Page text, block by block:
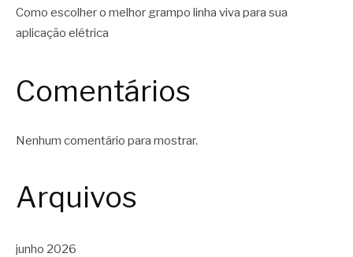
Como escolher o melhor grampo linha viva para sua
aplicação elétrica
Comentários
Nenhum comentário para mostrar.
Arquivos
junho 2026